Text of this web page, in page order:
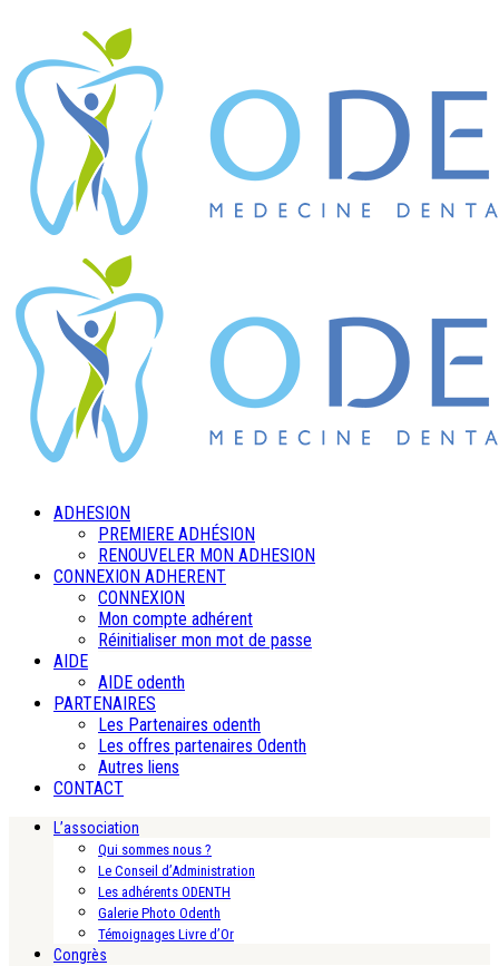
ADHESION
PREMIERE ADHÉSION
RENOUVELER MON ADHESION
CONNEXION ADHERENT
CONNEXION
Mon compte adhérent
Réinitialiser mon mot de passe
AIDE
AIDE odenth
PARTENAIRES
Les Partenaires odenth
Les offres partenaires Odenth
Autres liens
CONTACT
L’association
Qui sommes nous ?
Le Conseil d’Administration
Les adhérents ODENTH
Galerie Photo Odenth
Témoignages Livre d’Or
Congrès